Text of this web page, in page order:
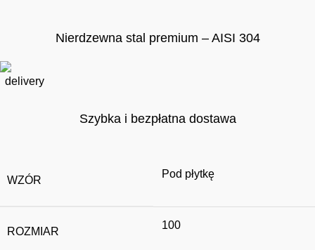
Nierdzewna stal premium – AISI 304
Szybka i bezpłatna dostawa
WZÓR
Pod płytkę
ROZMIAR
100